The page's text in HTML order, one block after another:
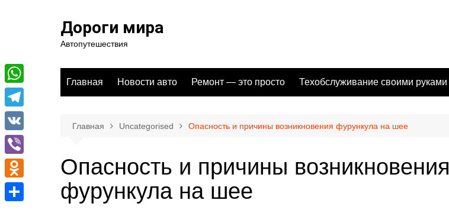
Дороги мира
Автопутешествия
Главная Новости авто Ремонт — это просто Техобслуживание своими руками
Главная Uncategorised Опасность и причины возникновения фурункула на шее
Опасность и причины возникновения
фурункула на шее
W
h
a
A
T
e
l
e
g
V
K
V
i
b
O